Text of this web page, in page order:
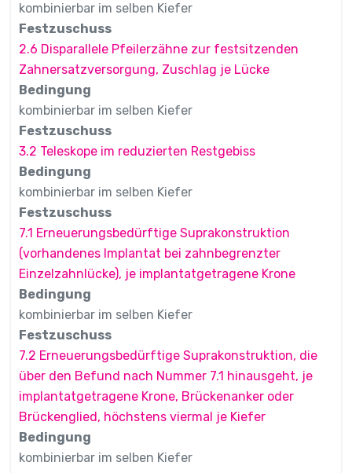
kombinierbar im selben Kiefer
Festzuschuss
2.6 Disparallele Pfeilerzähne zur festsitzenden
Zahnersatzversorgung, Zuschlag je Lücke
Bedingung
kombinierbar im selben Kiefer
Festzuschuss
3.2 Teleskope im reduzierten Restgebiss
Bedingung
kombinierbar im selben Kiefer
Festzuschuss
7.1 Erneuerungsbedürftige Suprakonstruktion
(vorhandenes Implantat bei zahnbegrenzter
Einzelzahnlücke), je implantatgetragene Krone
Bedingung
kombinierbar im selben Kiefer
Festzuschuss
7.2 Erneuerungsbedürftige Suprakonstruktion, die
über den Befund nach Nummer 7.1 hinausgeht, je
implantatgetragene Krone, Brückenanker oder
Brückenglied, höchstens viermal je Kiefer
Bedingung
kombinierbar im selben Kiefer